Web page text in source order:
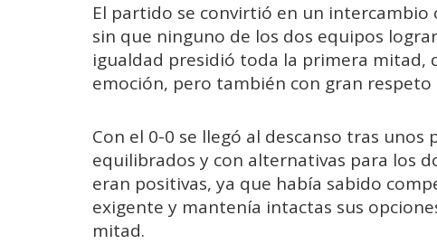
El partido se convirtió en un
sin que ninguno de los dos equipos
igualdad presidió toda la primera mitad,
emoción, pero también con gran
Con el 0-0 se llegó al descanso tras
equilibrados y con alternativas para los
eran positivas, ya que había sabido
exigente y mantenía intactas sus
mitad.